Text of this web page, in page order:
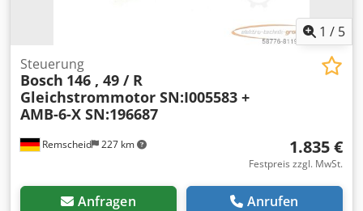
1 / 5
Remscheid 227 km
Steuerung
Bosch 146 , 49 / R
Gleichstrommotor SN:I005583 +
AMB-6-X SN:196687
1.835 €
Festpreis zzgl. MwSt.
Anfragen Anrufen